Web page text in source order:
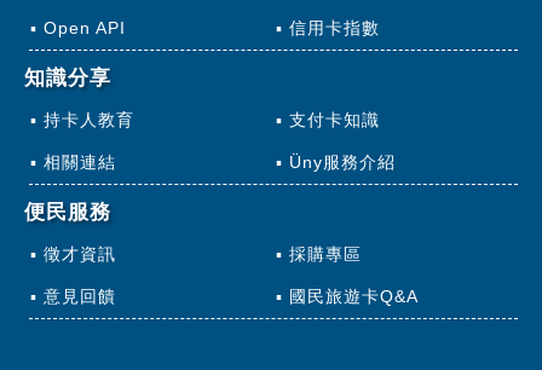
Open API 信用卡指數
知識分享
持卡人教育 支付卡知識
相關連結 Üny服務介紹
便民服務
徵才資訊 採購專區
意見回饋 國民旅遊卡Q&A